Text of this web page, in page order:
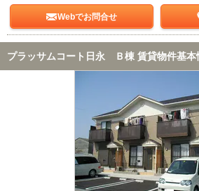
Webでお問合せ
プラッサムコート日永 Ｂ棟 賃貸物件基本